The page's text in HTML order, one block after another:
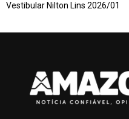
Vestibular Nilton Lins 2026/01